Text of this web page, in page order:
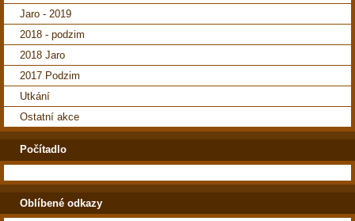
Jaro - 2019
2018 - podzim
2018 Jaro
2017 Podzim
Utkání
Ostatní akce
Počítadlo
Oblíbené odkazy